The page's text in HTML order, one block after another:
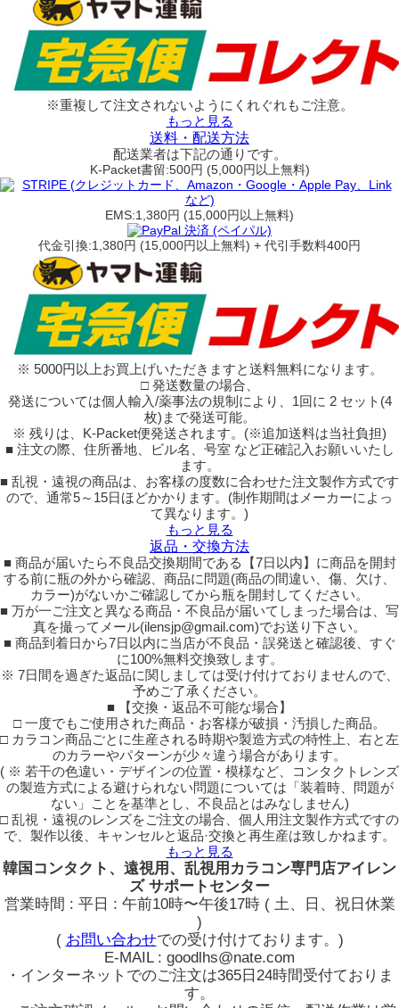
※重複して注文されないようにくれぐれもご注意。
もっと見る
送料・配送方法
配送業者は下記の通りです。
K-Packet書留:500円 (5,000円以上無料)
EMS:1,380円 (15,000円以上無料)
代金引換:1,380円 (15,000円以上無料) + 代引手数料400円
※ 5000円以上お買上げいただきますと送料無料になります。
□ 発送数量の場合、
発送については個人輸入/薬事法の規制により、1回に 2 セット(4
枚)まで発送可能。
※ 残りは、K-Packet便発送されます。(※追加送料は当社負担)
■ 注文の際、住所番地、ビル名、号室 など正確記入お願いいたし
ます。
■ 乱視・遠視の商品は、お客様の度数に合わせた注文製作方式です
ので、通常5～15日ほどかかります。(制作期間はメーカーによっ
て異なります。)
もっと見る
返品・交換方法
■ 商品が届いたら不良品交換期間である【7日以内】に商品を開封
する前に瓶の外から確認、商品に問題(商品の間違い、傷、欠け、
カラー)がないかご確認してから瓶を開封してください。
■ 万が一ご注文と異なる商品・不良品が届いてしまった場合は、写
真を撮ってメール(ilensjp@gmail.com)でお送り下さい。
■ 商品到着日から7日以内に当店が不良品・誤発送と確認後、すぐ
に100%無料交換致します。
※ 7日間を過ぎた返品に関しましては受け付けておりませんので、
予めご了承ください。
■ 【交換・返品不可能な場合】
□ 一度でもご使用された商品・お客様が破損・汚損した商品。
□ カラコン商品ごとに生産される時期や製造方式の特性上、右と左
のカラーやパターンが少々違う場合があります。
( ※ 若干の色違い・デザインの位置・模様など、コンタクトレンズ
の製造方式による避けられない問題については「装着時、問題が
ない」ことを基準とし、不良品とはみなしません)
□ 乱視・遠視のレンズをご注文の場合、個人用注文製作方式ですの
で、製作以後、キャンセルと返品·交換と再生産は致しかねます。
もっと見る
韓国コンタクト、遠視用、乱視用カラコン専門店アイレン
ズ サポートセンター
営業時間 : 平日 : 午前10時〜午後17時 ( 土、日、祝日休業
)
( お問い合わせでの受け付けております。)
E-MAIL : goodlhs@nate.com
・インターネットでのご注文は365日24時間受付ておりま
す。